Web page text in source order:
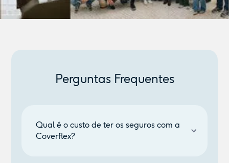
Perguntas Frequentes
Qual é o custo de ter os seguros com a
Coverflex?